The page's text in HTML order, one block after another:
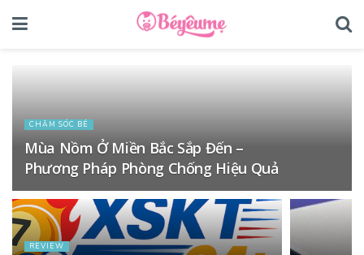
CHĂM SÓC BÉ
Mùa Nồm Ở Miền Bắc Sắp Đến –
Phương Pháp Phòng Chống Hiệu Quả
REVIEW